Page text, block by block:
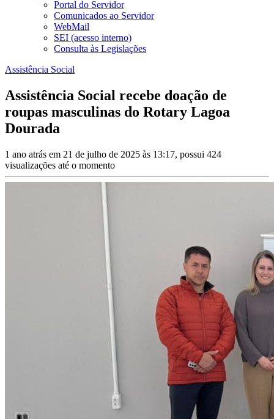
Portal do Servidor
Comunicados ao Servidor
WebMail
SEI (acesso interno)
Consulta às Legislações
Assistência Social
Assistência Social recebe doação de
roupas masculinas do Rotary Lagoa
Dourada
1 ano atrás em 21 de julho de 2025 às 13:17, possui 424
visualizações até o momento